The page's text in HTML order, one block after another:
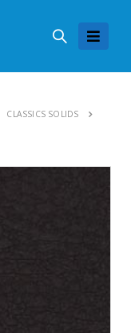
CLASSICS SOLIDS